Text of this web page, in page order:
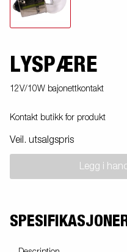
LYSPÆRE
12V/10W bajonettkontakt
Kontakt butikk for produkt
Veil. utsalgspris
Legg i